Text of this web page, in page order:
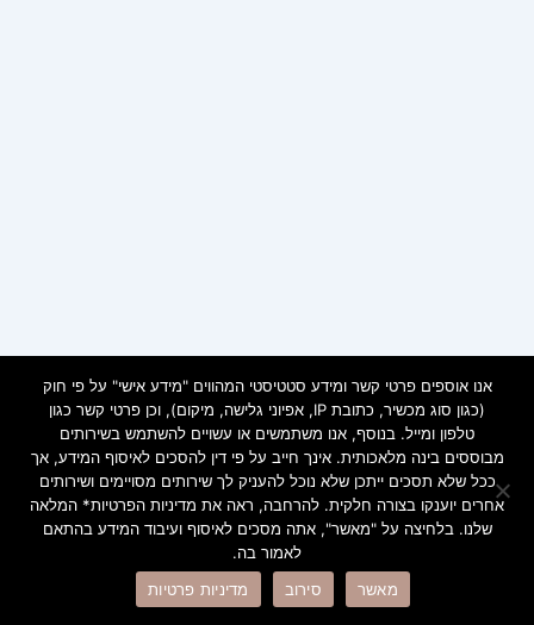
Copyright © 2026 ramot | Powered by
אנו אוספים פרטי קשר ומידע סטטיסטי המהווים "מידע אישי" על פי חוק
(כגון סוג מכשיר, כתובת IP, אפיוני גלישה, מיקום), וכן פרטי קשר כגון
טלפון ומייל. בנוסף, אנו משתמשים או עשויים להשתמש בשירותים
מבוססים בינה מלאכותית. אינך חייב על פי דין להסכים לאיסוף המידע, אך
ככל שלא תסכים ייתכן שלא נוכל להעניק לך שירותים מסויימים ושירותים
אחרים יוענקו בצורה חלקית. להרחבה, ראה את מדיניות הפרטיות* המלאה
שלנו. בלחיצה על "מאשר", אתה מסכים לאיסוף ועיבוד המידע בהתאם
לאמור בה.
מאשר
סירוב מדיניות פרטיות